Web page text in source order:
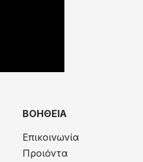
ΒΟΗΘΕΙΑ
Επικοινωνία
Προιόντα